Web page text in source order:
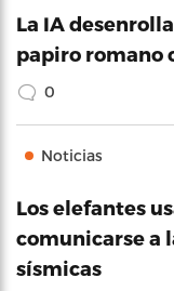
La IA
papiro romano
0
Noticias
Los elefantes
comunicarse a
sísmicas